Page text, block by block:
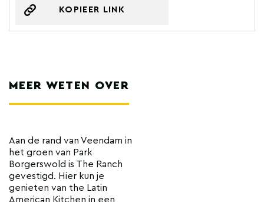
KOPIEER LINK
MEER WETEN OVER
Aan de rand van Veendam in
het groen van Park
Borgerswold is The Ranch
gevestigd. Hier kun je
genieten van the Latin
American Kitchen in een